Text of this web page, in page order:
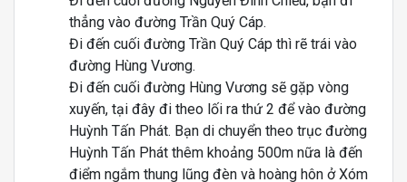
thẳng vào đường Trần Quý Cáp.
Đi đến cuối đường Trần Quý Cáp thì rẽ trái vào
đường Hùng Vương.
Đi đến cuối đường Hùng Vương sẽ gặp vòng
xuyến, tại đây đi theo lối ra thứ 2 để vào đường
Huỳnh Tấn Phát. Bạn di chuyển theo trục đường
Huỳnh Tấn Phát thêm khoảng 500m nữa là đến
điểm ngắm thung lũng đèn và hoàng hôn ở Xóm